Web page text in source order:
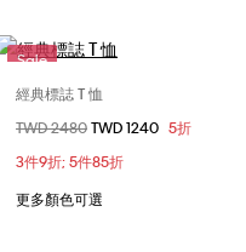
Sale
XXS
XS
經典標誌 T 恤
價格扣減從
TWD 2480至
TWD 1240 5折
3件9折; 5件85折
更多顏色可選